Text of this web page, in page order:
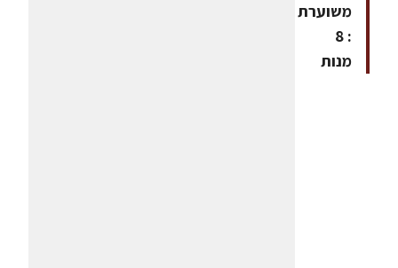
משוערת
: 8
מנות